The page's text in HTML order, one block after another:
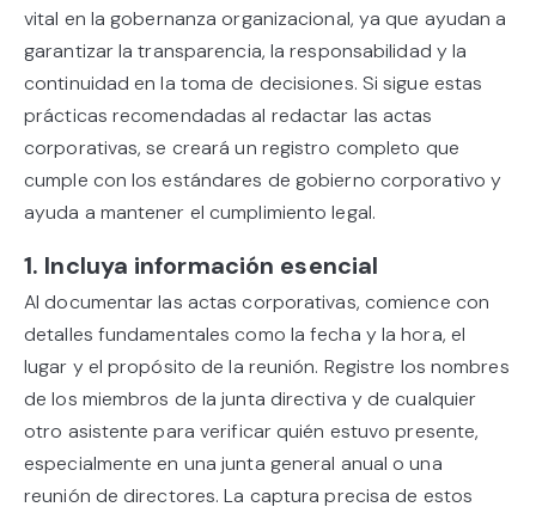
vital en la gobernanza organizacional, ya que ayudan a
garantizar la transparencia, la responsabilidad y la
continuidad en la toma de decisiones. Si sigue estas
prácticas recomendadas al redactar las actas
corporativas, se creará un registro completo que
cumple con los estándares de gobierno corporativo y
ayuda a mantener el cumplimiento legal.
1. Incluya información esencial
Al documentar las actas corporativas, comience con
detalles fundamentales como la fecha y la hora, el
lugar y el propósito de la reunión. Registre los nombres
de los miembros de la junta directiva y de cualquier
otro asistente para verificar quién estuvo presente,
especialmente en una junta general anual o una
reunión de directores. La captura precisa de estos